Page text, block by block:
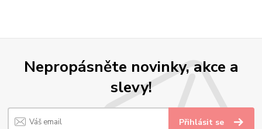
Nepropásněte novinky, akce a
slevy!
Přihlásit se